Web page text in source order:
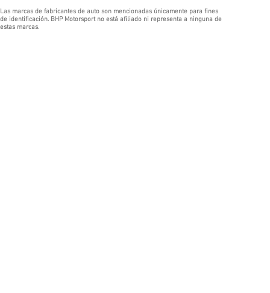
Las marcas de fabricantes de auto son mencionadas únicamente para fines
de identificación. BHP Motorsport no está afiliado ni representa a ninguna de
estas marcas.